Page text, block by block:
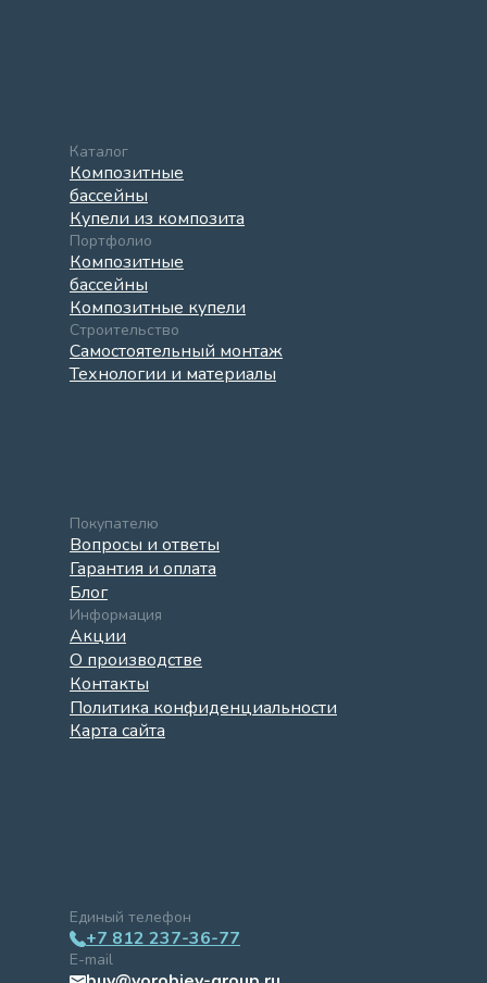
Каталог
Композитные
бассейны
Купели из композита
Портфолио
Композитные
бассейны
Композитные купели
Строительство
Самостоятельный монтаж
Технологии и материалы
Покупателю
Вопросы и ответы
Гарантия и оплата
Блог
Информация
Акции
О производстве
Контакты
Политика конфиденциальности
Карта сайта
Единый телефон
+7 812 237-36-77
E-mail